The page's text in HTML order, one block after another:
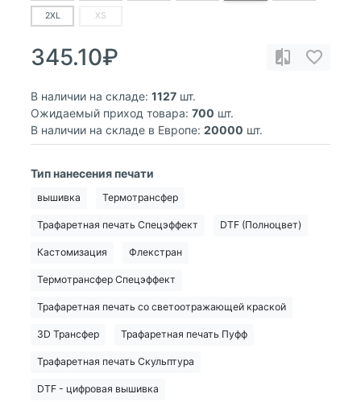
2XL XS
345.10₽
В наличии на складе: 1127 шт.
Ожидаемый приход товара: 700 шт.
В наличии на складе в Европе: 20000 шт.
Тип нанесения печати
вышивка Термотрансфер
Трафаретная печать Спецэффект DTF (Полноцвет)
Кастомизация Флекстран
Термотрансфер Спецэффект
Трафаретная печать со светоотражающей краской
3D Трансфер Трафаретная печать Пуфф
Трафаретная печать Скульптура
DTF - цифровая вышивка